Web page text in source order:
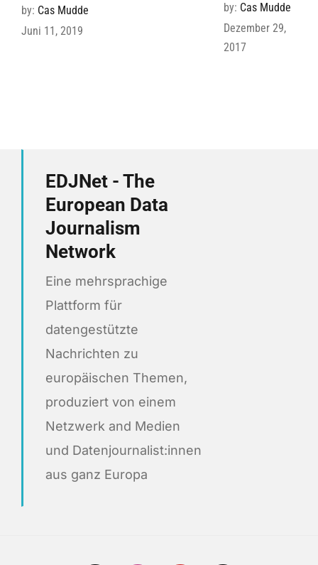
by: Cas Mudde
Juni 11, 2019
by: Cas Mudde
Dezember 29,
2017
EDJNet - The
European Data
Journalism
Network
Eine mehrsprachige
Plattform für
datengestützte
Nachrichten zu
europäischen Themen,
produziert von einem
Netzwerk and Medien
und Datenjournalist:innen
aus ganz Europa